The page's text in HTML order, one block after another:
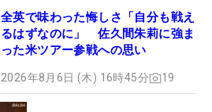
全英で味わった悔しさ「自分も戦え
るはずなのに」 佐久間朱莉に強ま
った米ツアー参戦への思い
2026年8月6日 (木) 16時45分 19